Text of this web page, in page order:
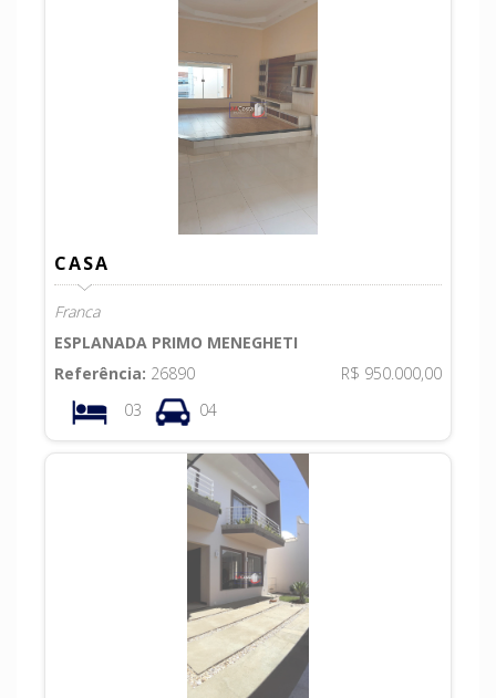
CASA
Franca
ESPLANADA PRIMO MENEGHETI
Referência: 26890
R$ 950.000,00
03
04